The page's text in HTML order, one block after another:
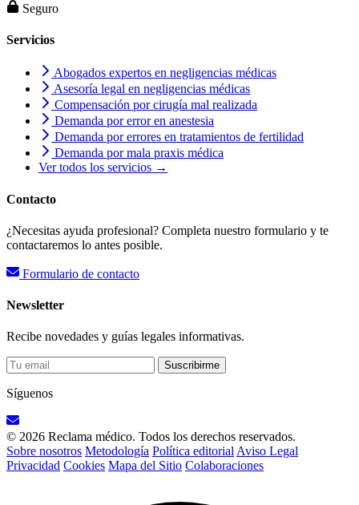
Seguro
Servicios
Abogados expertos en negligencias médicas
Asesoría legal en negligencias médicas
Compensación por cirugía mal realizada
Demanda por error en anestesia
Demanda por errores en tratamientos de fertilidad
Demanda por mala praxis médica
Ver todos los servicios →
Contacto
¿Necesitas ayuda profesional? Completa nuestro formulario y te
contactaremos lo antes posible.
Formulario de contacto
Newsletter
Recibe novedades y guías legales informativas.
Suscribirme
Síguenos
© 2026 Reclama médico. Todos los derechos reservados.
Sobre nosotros Metodología Política editorial Aviso Legal
Privacidad Cookies Mapa del Sitio Colaboraciones